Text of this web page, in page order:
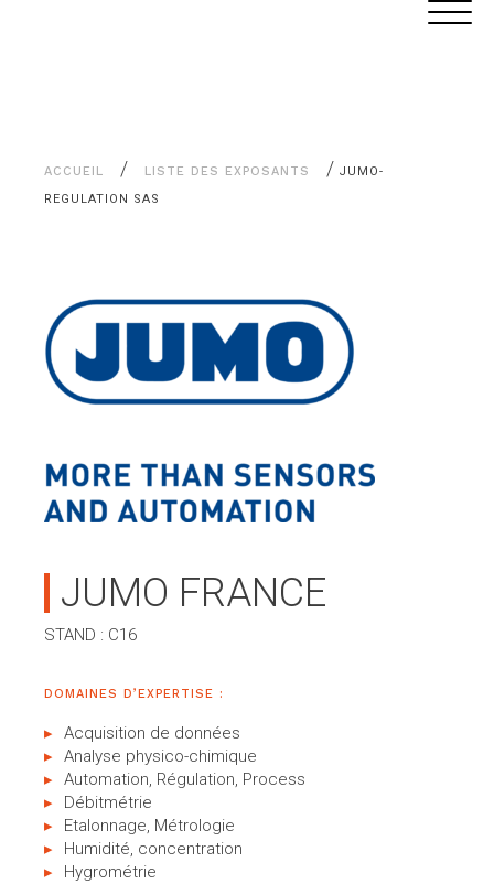
ACCUEIL / LISTE DES EXPOSANTS / JUMO-
REGULATION SAS
JUMO FRANCE
STAND : C16
DOMAINES D’EXPERTISE :
Acquisition de données
Analyse physico-chimique
Automation, Régulation, Process
Débitmétrie
Etalonnage, Métrologie
Humidité, concentration
Hygrométrie